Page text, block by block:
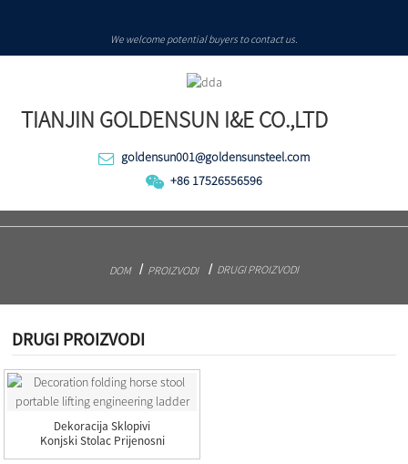
We welcome potential buyers to contact us.
TIANJIN GOLDENSUN I&E CO.,LTD
goldensun001@goldensunsteel.com
+86 17526556596
DOM PROIZVODI DRUGI PROIZVODI
DRUGI PROIZVODI
Dekoracija Sklopivi
Konjski Stolac Prijenosni
Dizanje...